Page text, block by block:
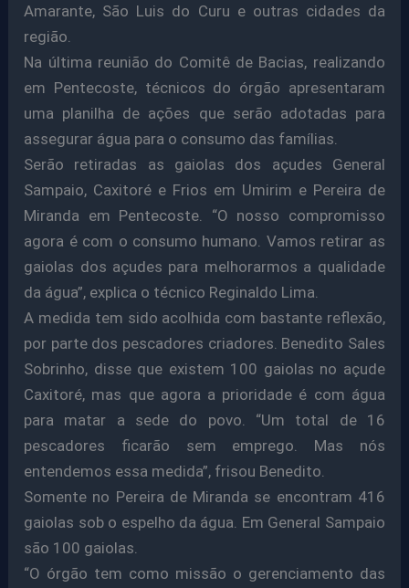
Amarante, São Luis do Curu e outras cidades da
região.
Na última reunião do Comitê de Bacias, realizando
em Pentecoste, técnicos do órgão apresentaram
uma planilha de ações que serão adotadas para
assegurar água para o consumo das famílias.
Serão retiradas as gaiolas dos açudes General
Sampaio, Caxitoré e Frios em Umirim e Pereira de
Miranda em Pentecoste. “O nosso compromisso
agora é com o consumo humano. Vamos retirar as
gaiolas dos açudes para melhorarmos a qualidade
da água”, explica o técnico Reginaldo Lima.
A medida tem sido acolhida com bastante reflexão,
por parte dos pescadores criadores. Benedito Sales
Sobrinho, disse que existem 100 gaiolas no açude
Caxitoré, mas que agora a prioridade é com água
para matar a sede do povo. “Um total de 16
pescadores ficarão sem emprego. Mas nós
entendemos essa medida”, frisou Benedito.
Somente no Pereira de Miranda se encontram 416
gaiolas sob o espelho da água. Em General Sampaio
são 100 gaiolas.
“O órgão tem como missão o gerenciamento das